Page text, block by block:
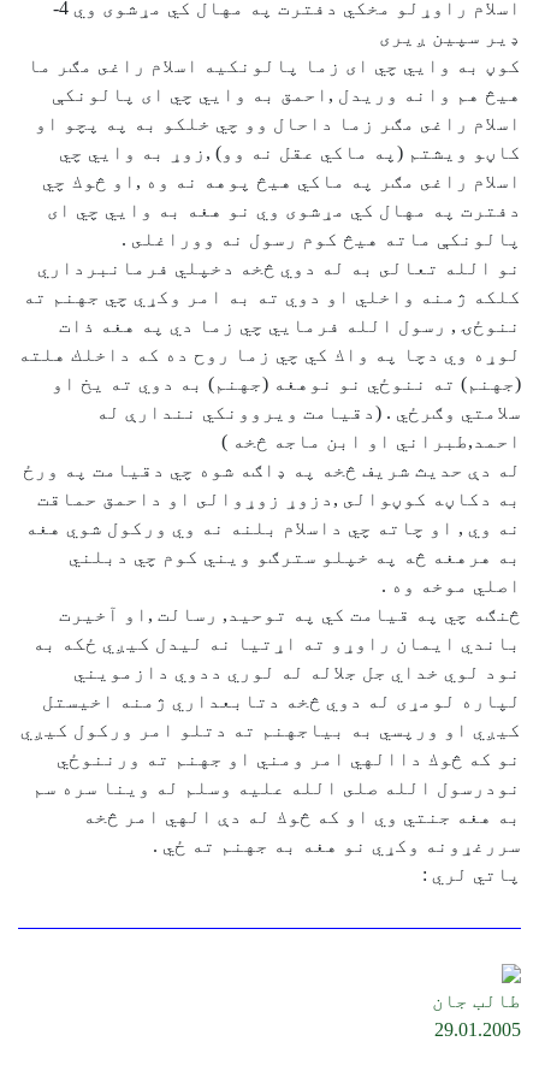
اسلام راوړلو مخكي دفترت په مهال كي مړشوى وي 4-
ډير سپين ږيرى
كوڼ به وايي چي اى زما پالونكيه اسلام راغى مګر ما
هيڅ هم وانه وريدل ,احمق به وايي چي اى پالونكې
اسلام راغى مګر زما داحال وو چي خلكو به په پچو او
كاڼو ويشتم (په ماكي عقل نه وو) ,زوړ به وايي چي
اسلام راغى مګر په ماكي هيڅ پوهه نه وه ,او څوك چي
دفترت په مهال كي مړشوى وي نو هغه به وايي چي اى
پالونكې ماته هيڅ كوم رسول نه ووراغلى .
نو الله تعالى به له دوي څخه دخپلي فرمانبرداري
كلكه ژمنه واخلي او دوي ته به امر وكړي چي جهنم ته
ننوځۍ , رسول الله فرمايي چي زما دي په هغه ذات
لوړه وي دچا په واك كي چي زما روح ده كه داخلك هلته
(جهنم) ته ننوځي نو نوهغه (جهنم) به دوي ته يخ او
سلامتي وګرځي . (دقيامت ويروونكي نندارې له
احمد,طبراني او ابن ماجه څخه )
له دې حديث شريف څخه په ډاګه شوه چي دقيامت په ورځ
به دكاڼه كوڼوالى ,دزوړ زوړوالى او داحمق حماقت
نه وي , او چاته چي داسلام بلنه نه وي وركول شوي هغه
به هرهغه څه په خپلو سترګو ويني كوم چي دبلني
اصلي موخه وه .
څنګه چي په قيامت كي په توحيد, رسالت ,او آخيرت
باندي ايمان راوړو ته اړتيا نه ليدل كيږي ځكه به
نود لوي خداي جل جلاله له لوري ددوي دازمويني
لپاره لومړى له دوي څخه دتابعداري ژمنه اخيستل
كيږي او ورپسي به بياجهنم ته دتلو امر وركول كيږي
نو كه څوك داالهي امر ومني او جهنم ته ورننوځي
نودرسول الله صلى الله عليه وسلم له وينا سره سم
به هغه جنتي وي او كه څوك له دې الهي امر څخه
سررغړونه وكړي نو هغه به جهنم ته ځي .
پاتي لري :
طالب جان
29.01.2005